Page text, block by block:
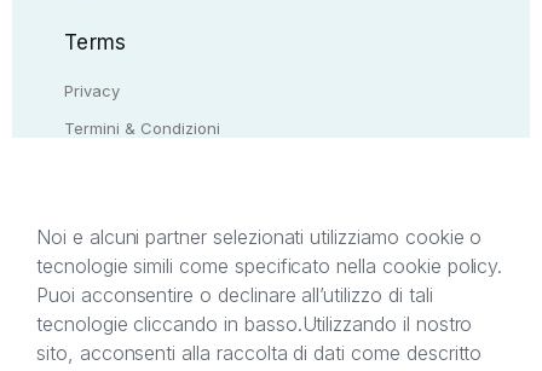
Terms
Privacy
Termini & Condizioni
Il presente sito web è di proprietà di StreetLib S.r.l.
C.F. e P.IVA 05338720963. StreetLib S.r.l. è
titolare di tutti i diritti di proprietà intellettuale
afferenti ai marchi, loghi e segni distintivi presenti
Noi e alcuni partner selezionati utilizziamo cookie o
tecnologie simili come specificato nella cookie policy.
Puoi acconsentire o declinare all’utilizzo di tali
tecnologie cliccando in basso.Utilizzando il nostro
sito, acconsenti alla raccolta di dati come descritto